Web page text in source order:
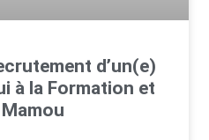
d’un(e)
à la Formation et